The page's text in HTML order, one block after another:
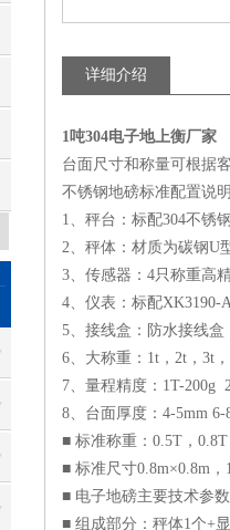
详细介绍
1吨304电子地上衡厂家
台面尺寸和称量可根据
不锈钢地磅标准配置说
1、秤台：标配304不
2、秤体：材质为碳钢U
3、传感器：4只称重高
4、仪表：标配XK3190-
5、接线盒：防水接线
6、大称重：1t，2t，3t
7、量程精度：1T-200g
8、台面厚度：4-5mm 6-
■ 标准称重：0.5T，
■ 标准尺寸0.8m×0.8m
■ 电子地磅主要技术参
■ 组成部分：秤体1个+